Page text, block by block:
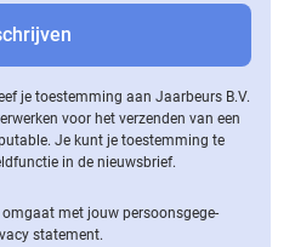
je toestemming aan Jaarbeurs B.V.
voor het verzenden van een
Je kunt je toestemming te
in de nieuwsbrief.
omgaat met jouw per­soons­ge­ge­
statement.